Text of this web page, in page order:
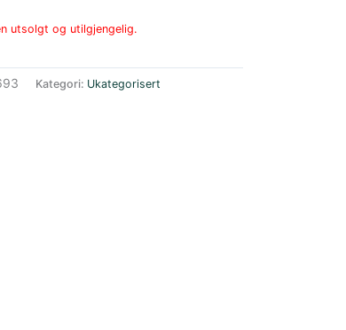
utsolgt og utilgjengelig.
Kategori: Ukategorisert